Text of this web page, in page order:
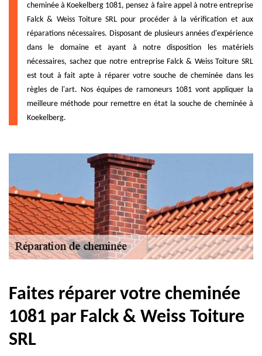
cheminée à Koekelberg 1081, pensez à faire appel à notre entreprise
Falck & Weiss Toiture SRL pour procéder à la vérification et aux
réparations nécessaires. Disposant de plusieurs années d'expérience
dans le domaine et ayant à notre disposition les matériels
nécessaires, sachez que notre entreprise Falck & Weiss Toiture SRL
est tout à fait apte à réparer votre souche de cheminée dans les
règles de l'art. Nos équipes de ramoneurs 1081 vont appliquer la
meilleure méthode pour remettre en état la souche de cheminée à
Koekelberg.
Faites réparer votre cheminée
1081 par Falck & Weiss Toiture
SRL